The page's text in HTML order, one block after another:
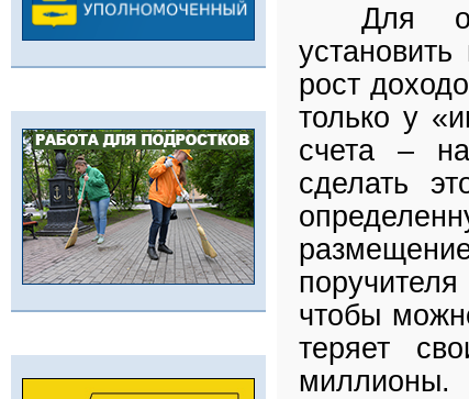
Для
рост
только у
счета –
сделать
чтобы
теряет
миллионы.